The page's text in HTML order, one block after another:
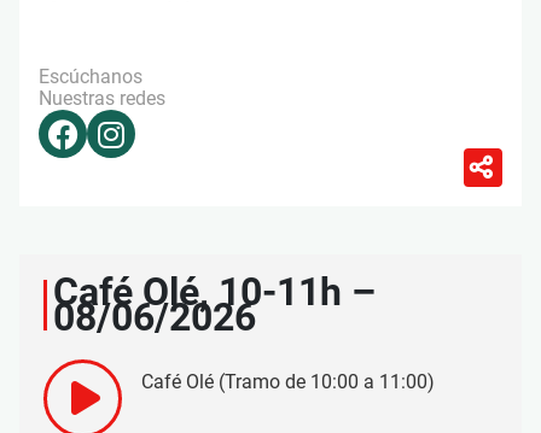
Escúchanos
Nuestras redes
Café Olé, 10-11h –
08/06/2026
Café Olé (Tramo de 10:00 a 11:00)